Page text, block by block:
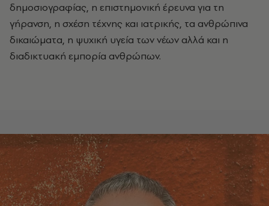
δημοσιογραφίας, η επιστημονική έρευνα για τη
γήρανση, η σχέση τέχνης και ιατρικής, τα ανθρώπινα
δικαιώματα, η ψυχική υγεία των νέων αλλά και η
διαδικτυακή εμπορία ανθρώπων.